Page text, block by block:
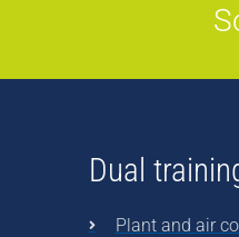
Dual
Plant and air